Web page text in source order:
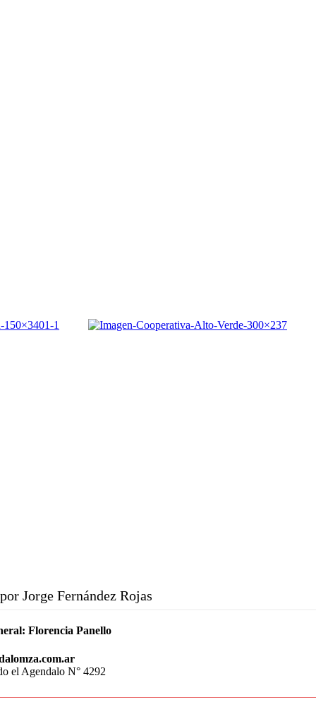
Jorge Fernández Rojas
Florencia Panello
el Agendalo N° 4292